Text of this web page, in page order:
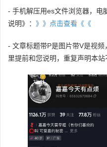
- 手机解压用es文件浏览器，电
说明》： 》》点击查看《《
- 文章标题带P是图片带V是视
里提前和您说明，重复声明本